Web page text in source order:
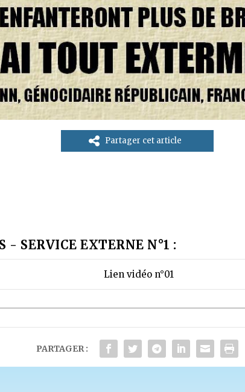
Partager cet article
- SERVICE EXTERNE N°1 :
Lien vidéo n°01
PARTAGER :